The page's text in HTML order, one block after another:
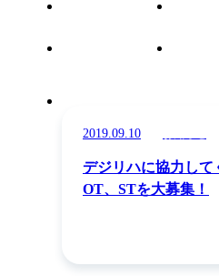
2019.09.10
デジリハに協力して
OT、STを大募集！